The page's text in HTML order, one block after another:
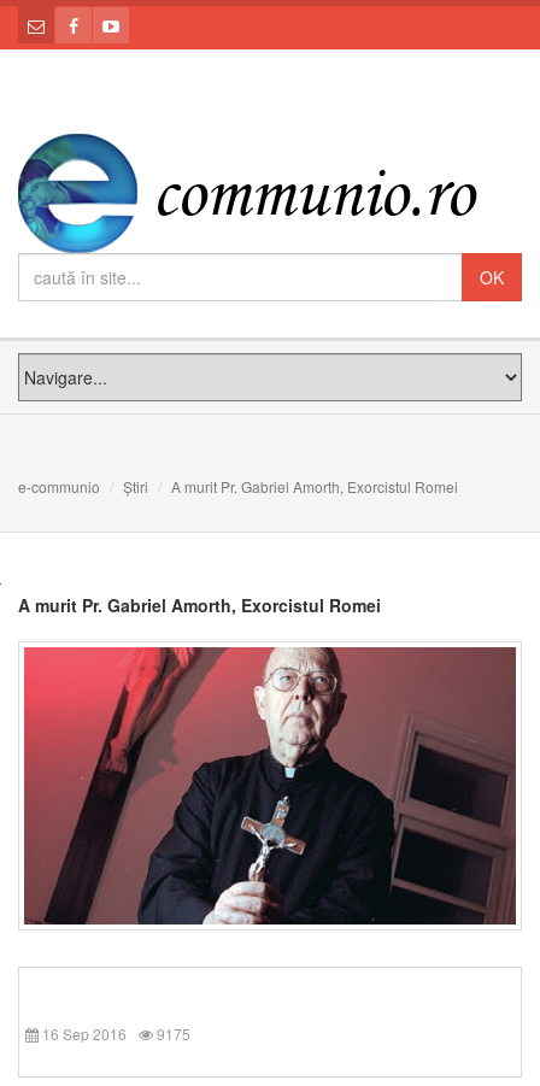
e-communio Știri A murit Pr. Gabriel Amorth, Exorcistul Romei
A murit Pr. Gabriel Amorth, Exorcistul Romei
16 Sep 2016 9175